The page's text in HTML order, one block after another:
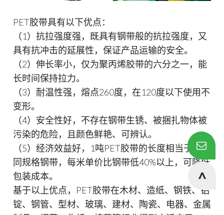
PET胶带具有以下优点：
（1）抗拉强度强，既具有钢带般的抗拉强度，又
具有抗冲击的延展性，保证产品运输的安全。
（2）伸长率小，仅为聚丙烯胶带的六分之一，能
长时间保持拉力。
（3）耐温性强，熔点260度，在120度以下使用不
变形。
（4）安全性好，不存在钢带生锈、被捆扎物体被
污染的危险，且颜色鲜艳、可辨认。
（5）经济效益好，1吨PET胶带的长度相当于6吨
同规格钢带，每米单价比钢带低40%以上，可降低
包装成本。
基于以上优点，PET胶带在木材、造纸、钢铁、铝
锭、钢管、型材、玻璃、建材、陶瓷、电器、金属